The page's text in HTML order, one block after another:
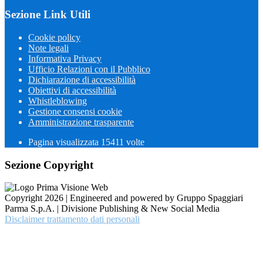
Sezione Link Utili
Cookie policy
Note legali
Informativa Privacy
Ufficio Relazioni con il Pubblico
Dichiarazione di accessibilità
Obiettivi di accessibilità
Whistleblowing
Gestione consensi cookie
Amministrazione trasparente
Pagina visualizzata 15411 volte
Sezione Copyright
Copyright 2026 | Engineered and powered by Gruppo Spaggiari
Parma S.p.A. | Divisione Publishing & New Social Media
Disclaimer trattamento dati personali